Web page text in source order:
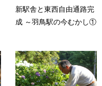
新駅舎と東西自由通路完
成 ～羽鳥駅の今むかし①